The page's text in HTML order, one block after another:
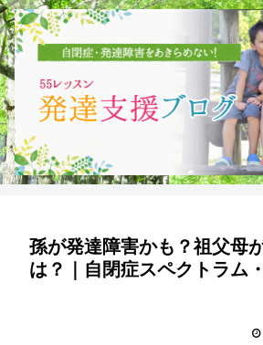
孫が発達障害かも？祖父母
は？｜自閉症スペクトラム